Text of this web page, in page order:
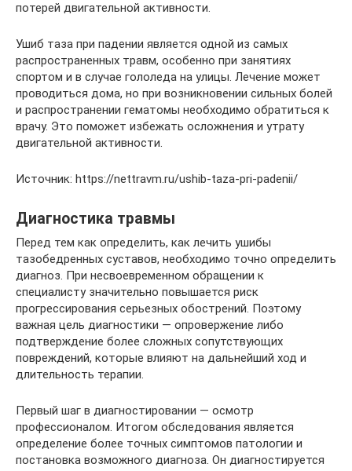
потерей двигательной активности.
Ушиб таза при падении является одной из самых
распространенных травм, особенно при занятиях
спортом и в случае гололеда на улицы. Лечение может
проводиться дома, но при возникновении сильных болей
и распространении гематомы необходимо обратиться к
врачу. Это поможет избежать осложнения и утрату
двигательной активности.
Источник: https://nettravm.ru/ushib-taza-pri-padenii/
Диагностика травмы
Перед тем как определить, как лечить ушибы
тазобедренных суставов, необходимо точно определить
диагноз. При несвоевременном обращении к
специалисту значительно повышается риск
прогрессирования серьезных обострений. Поэтому
важная цель диагностики — опровержение либо
подтверждение более сложных сопутствующих
повреждений, которые влияют на дальнейший ход и
длительность терапии.
Первый шаг в диагностировании — осмотр
профессионалом. Итогом обследования является
определение более точных симптомов патологии и
постановка возможного диагноза. Он диагностируется